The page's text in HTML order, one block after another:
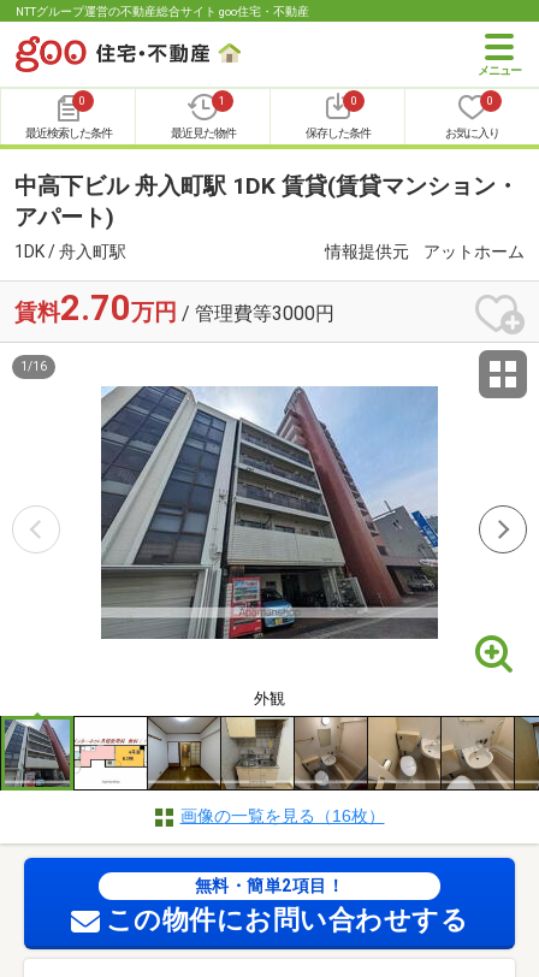
NTTグループ運営の不動産総合サイト goo住宅・不動産
0
最近検索した条件
1
最近見た物件
0
保存した条件
0
お気に入り
中高下ビル 舟入町駅 1DK 賃貸(賃貸マンション・
アパート)
1DK / 舟入町駅 情報提供元 アットホーム
賃料2.70万円 / 管理費等3000円
外観
1 /16
画像の一覧を見る（16枚）
無料・簡単2項目！
この物件にお問い合わせする